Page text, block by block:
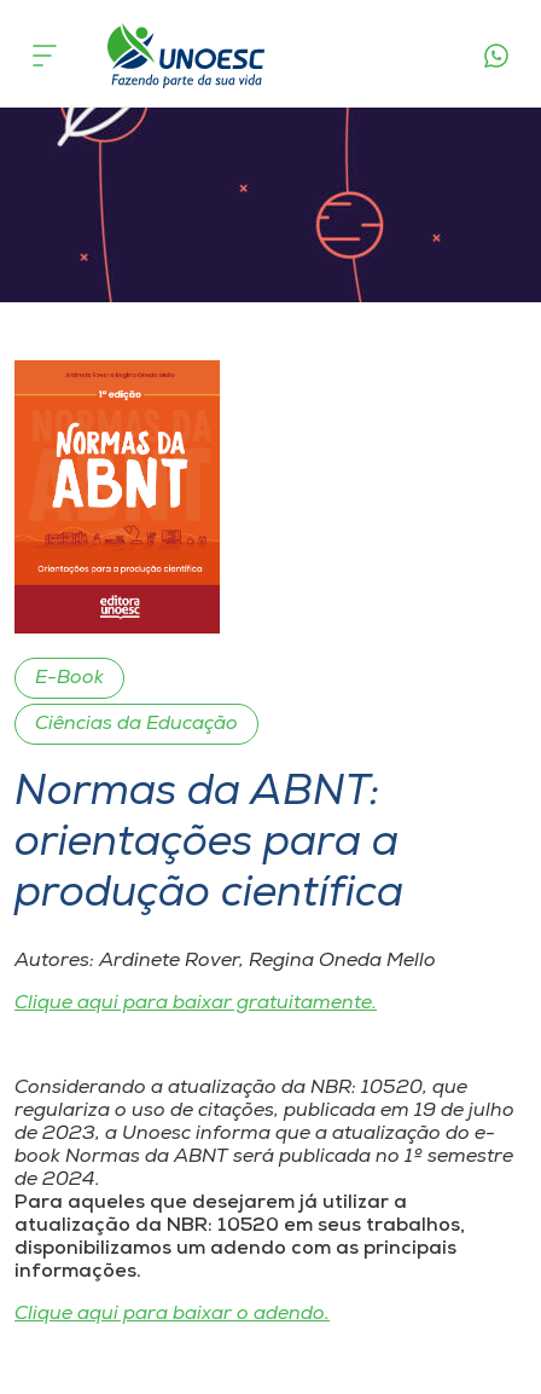
Cursos
Onde estamos
Atendimento ao Estudante
Unoesc
Internacionalização
Diplomados
Cultura
CPA
Biblioteca
Editora
Museu
Unoesc
Store
Selecione
E-Book
Ciências da Educação
Normas da ABNT:
orientações para a
produção científica
Autores: Ardinete Rover, Regina Oneda Mello
Clique aqui para baixar gratuitamente.
Considerando a atualização da NBR: 10520, que
regulariza o uso de citações, publicada em 19 de julho
de 2023, a Unoesc informa que a atualização do e-
book Normas da ABNT será publicada no 1º semestre
de 2024.
Para aqueles que desejarem já utilizar a
atualização da NBR: 10520 em seus trabalhos,
disponibilizamos um adendo com as principais
informações.
Clique aqui para baixar o adendo.